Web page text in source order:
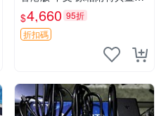
輝耀上市嚴選商品 光之子 港
版 PSV 特典畫冊
$4,660 95折
折扣碼